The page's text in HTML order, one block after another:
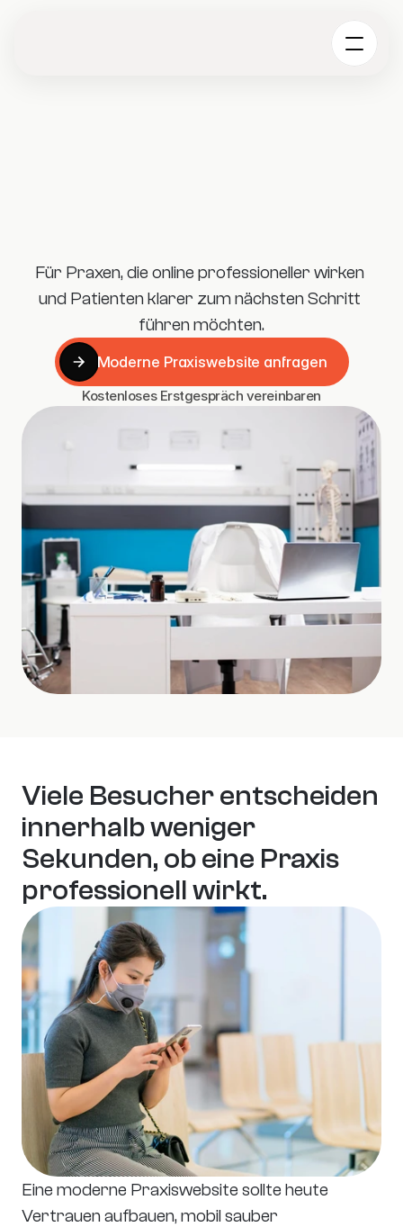
Für Praxen, die online professioneller wirken
und Patienten klarer zum nächsten Schritt
führen möchten.
Moderne Praxiswebsite anfragen
Kostenloses Erstgespräch vereinbaren
Viele Besucher entscheiden
innerhalb weniger
Sekunden, ob eine Praxis
professionell wirkt.
Eine moderne Praxiswebsite sollte heute
Vertrauen aufbauen, mobil sauber